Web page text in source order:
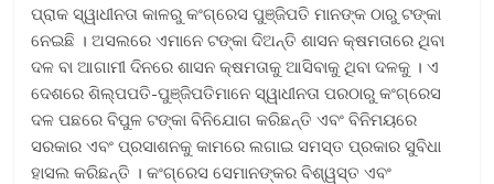
ପ୍ରାକ ସ୍ୱାଧୀନତା କାଳରୁ କଂଗ୍ରେସ ପୁଞ୍ଜିପତି ମାନଙ୍କ ଠାରୁ ଟଙ୍କା
ନେଇଛି । ଅସଲରେ ଏମାନେ ଟଙ୍କା ଦିଅନ୍ତି ଶାସନ କ୍ଷମତାରେ ଥିବା
ଦଳ ବା ଆଗାମୀ ଦିନରେ ଶାସନ କ୍ଷମତାକୁ ଆସିବାକୁ ଥିବା ଦଳକୁ । ଏ
ଦେଶରେ ଶିଲ୍ପପତି-ପୁଞ୍ଜିପତିମାନେ ସ୍ୱାଧୀନତା ପରଠାରୁ କଂଗ୍ରେସ
ଦଳ ପଛରେ ବିପୁଳ ଟଙ୍କା ବିନିଯୋଗ କରିଛନ୍ତି ଏବଂ ବିନିମୟରେ
ସରକାର ଏବଂ ପ୍ରସାଶନକୁ କାମରେ ଲଗାଇ ସମସ୍ତ ପ୍ରକାର ସୁବିଧା
ହାସଲ କରିଛନ୍ତି । କଂଗ୍ରେସ ସେମାନଙ୍କର ବିଶ୍ୱସ୍ତ ଏବଂ